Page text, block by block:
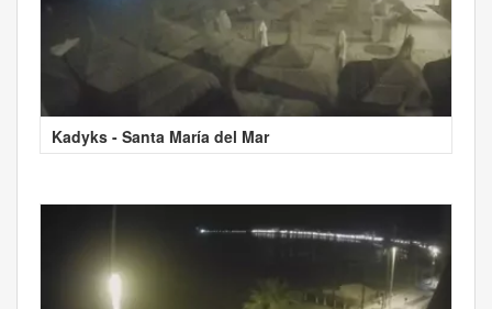
Kadyks - Santa María del Mar